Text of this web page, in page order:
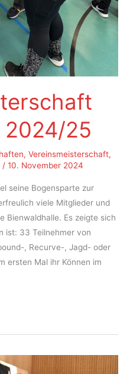
2024/25
, Vereinsmeisterschaft,
/ 10. November 2024
seine Bogensparte zur
viele Mitglieder und
Bienwaldhalle. Es zeigte sich
ist: 33 Teilnehmer von
, Recurve-, Jagd- oder
ersten Mal ihr Können im